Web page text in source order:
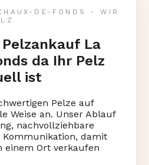
DE-FONDS - WIR
La
da Ihr Pelz
ist
Pelze auf
Weise an. Unser Ablauf
nachvollziehbare
Kommunikation, damit
einem Ort verkaufen